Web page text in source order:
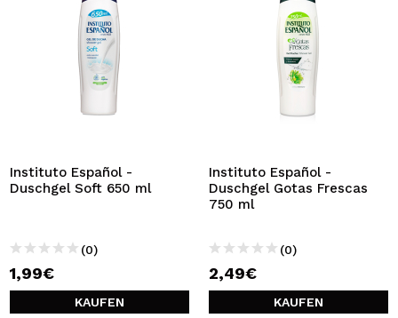
Instituto Español -
Duschgel Soft 650 ml
(0)
1,99€
KAUFEN
Instituto Español -
Duschgel Gotas Frescas
750 ml
(0)
2,49€
KAUFEN